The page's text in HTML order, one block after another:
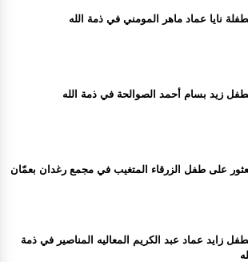
نايا عماد ماهر المومني في ذمة الله
زيد بسام أحمد الصوالحة في ذمة الله
على طفل الزرقاء المتغيب في مجمع رغدان بعمّان
زايد عماد عبد الكريم المعاليه المناصير في ذمة